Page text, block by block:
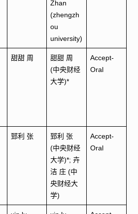
Zhan
(zhengzh
ou
university)
甜甜 周
甜甜 周
(中央财经
大学)*
Accept-
Oral
郅利 张
郅利 张
(中央财经
大学)*; 卉
洁 庄 (中
央财经大
学)
Accept-
Oral